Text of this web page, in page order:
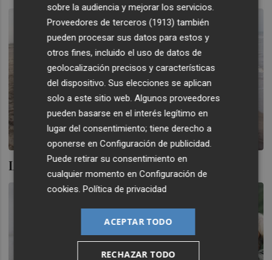
Las personas cooperantes
sobre la audiencia y mejorar los servicios.
Proveedores de terceros (1913) también
pueden procesar sus datos para estos y
otros fines, incluido el uso de datos de
geolocalización precisos y características
del dispositivo. Sus elecciones se aplican
solo a este sitio web. Algunos proveedores
pueden basarse en el interés legítimo en
lugar del consentimiento; tiene derecho a
oponerse enConfiguración de publicidad
Puede retirar su consentimiento en
cualquier momento enConfiguración de
cookies .Política de privacidad
ACEPTAR TODO
RECHAZAR TODO